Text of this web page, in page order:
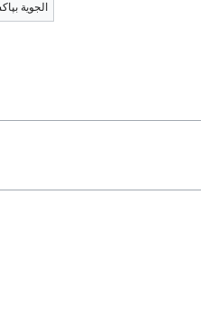
الجوية